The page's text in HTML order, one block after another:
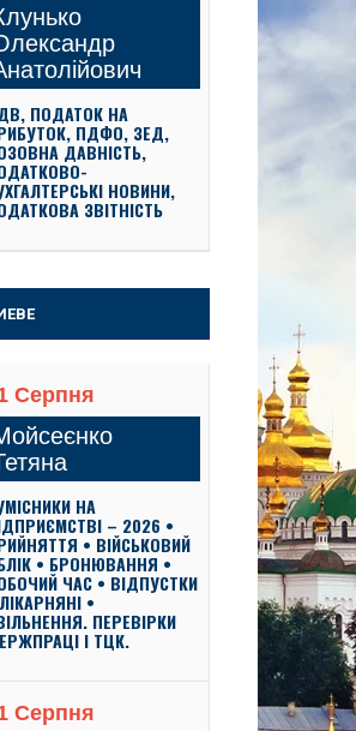
ПОДАТОК НА
ПДФО, ЗЕД,
ДАВНІСТЬ,
НОВИНИ,
ЗВІТНІСТЬ
Серпня
НА
– 2026 •
• ВІЙСЬКОВИЙ
• БРОНЮВАННЯ •
ЧАС • ВІДПУСТКИ
•
ПЕРЕВІРКИ
І ТЦК.
Серпня